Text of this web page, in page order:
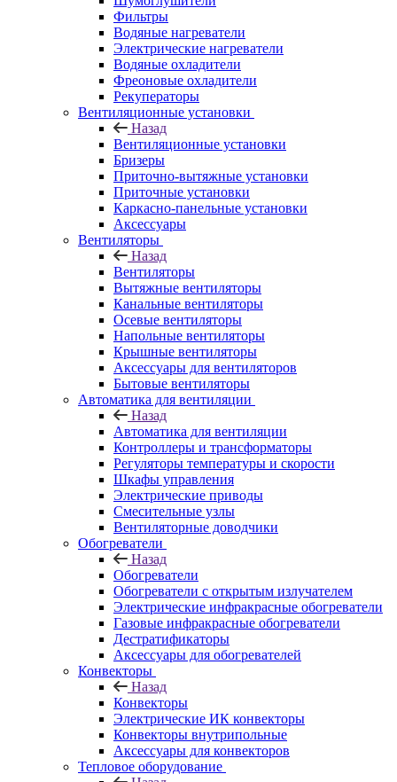
Фильтры
Водяные нагреватели
Электрические нагреватели
Водяные охладители
Фреоновые охладители
Рекуператоры
Вентиляционные установки
Назад
Вентиляционные установки
Бризеры
Приточно-вытяжные установки
Приточные установки
Каркасно-панельные установки
Аксессуары
Вентиляторы
Назад
Вентиляторы
Вытяжные вентиляторы
Канальные вентиляторы
Осевые вентиляторы
Напольные вентиляторы
Крышные вентиляторы
Аксессуары для вентиляторов
Бытовые вентиляторы
Автоматика для вентиляции
Назад
Автоматика для вентиляции
Контроллеры и трансформаторы
Регуляторы температуры и скорости
Шкафы управления
Электрические приводы
Смесительные узлы
Вентиляторные доводчики
Обогреватели
Назад
Обогреватели
Обогреватели с открытым излучателем
Электрические инфракрасные обогреватели
Газовые инфракрасные обогреватели
Дестратификаторы
Аксессуары для обогревателей
Конвекторы
Назад
Конвекторы
Электрические ИК конвекторы
Конвекторы внутрипольные
Аксессуары для конвекторов
Тепловое оборудование